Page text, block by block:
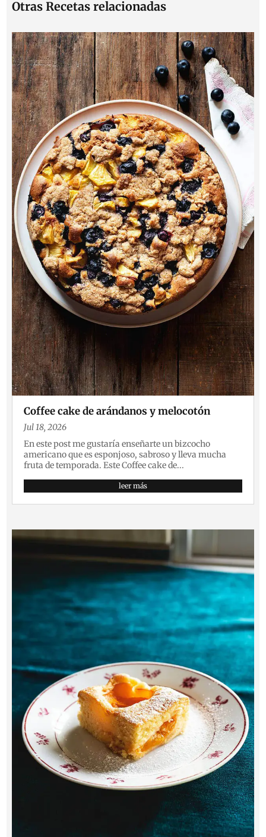
Otras Recetas relacionadas
Coffee cake de arándanos y melocotón
Jul 18, 2026
En este post me gustaría enseñarte un bizcocho
americano que es esponjoso, sabroso y lleva mucha
fruta de temporada. Este Coffee cake de...
leer más